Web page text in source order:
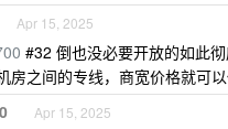
Apr 15, 2025
#32 倒也没必要开放的如此
房之间的专线，商宽价格就可以
Apr 15, 2025